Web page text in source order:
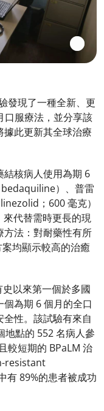
發現了一種全新、更
口服療法，並分享該
此更新其全球治療
核病人使用為期 6
）、普雷
；600 毫克）
代替需時更長的現
方法：對耐藥性有所
均顯示較高的治癒
史以來第一個於多國
為期 6 個月的全口
性。該試驗有來自
地點的 552 名病人參
較短期的 BPaLM 治
resistant
有 89%的患者被成功